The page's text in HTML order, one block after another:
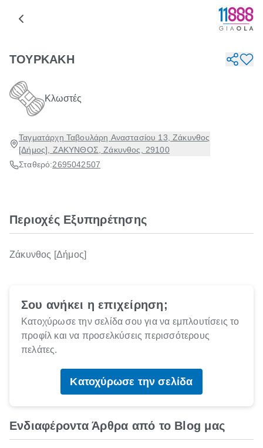
ΤΟΥΡΚΑΚΗ
Κλωστές
Ταγματάρχη Ταβουλάρη Αναστασίου 13, Ζάκυνθος
[Δήμος], ΖΑΚΥΝΘΟΣ, Ζάκυνθος, 29100
Σταθερό:2695042507
Περιοχές Εξυπηρέτησης
Ζάκυνθος [Δήμος]
Σου ανήκει η επιχείρηση;
Κατοχύρωσε την σελίδα σου για να εμπλουτίσεις το
προφίλ και να προσελκύσεις περισσότερους
πελάτες.
Κατοχύρωσε την σελίδα
Ενδιαφέροντα Άρθρα από το Blog μας